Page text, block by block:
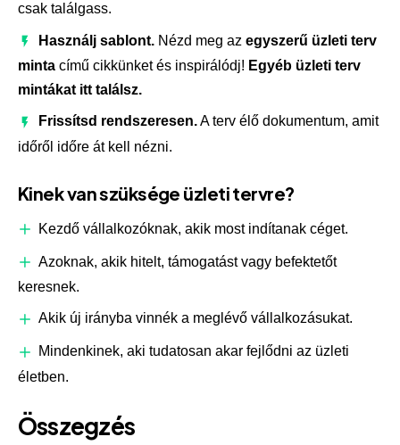
csak találgass.
Használj sablont. Nézd meg az egyszerű üzleti terv
minta című cikkünket és inspirálódj! Egyéb üzleti terv
mintákat itt találsz.
Frissítsd rendszeresen.A terv élő dokumentum, amit
időről időre át kell nézni.
Kinek van szüksége üzleti tervre?
Kezdő vállalkozóknak, akik most indítanak céget.
Azoknak, akik hitelt, támogatást vagy befektetőt
keresnek.
Akik új irányba vinnék a meglévő vállalkozásukat.
Mindenkinek, aki tudatosan akar fejlődni az üzleti
életben.
Összegzés